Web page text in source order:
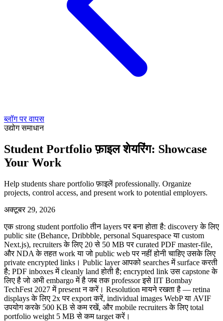
ब्लॉग पर वापस
उद्योग समाधान
Student Portfolio फ़ाइल शेयरिंग: Showcase
Your Work
Help students share portfolio फ़ाइलें professionally. Organize
projects, control access, and present work to potential employers.
अक्टूबर 29, 2026
एक strong student portfolio तीन layers पर बना होता है: discovery के लिए
public site (Behance, Dribbble, personal Squarespace या custom
Next.js), recruiters के लिए 20 से 50 MB पर curated PDF master-file,
और NDA के तहत work या जो public web पर नहीं होनी चाहिए उसके लिए
private encrypted links। Public layer आपको searches में surface करती
है; PDF inboxes में cleanly land होती है; encrypted link उस capstone के
लिए है जो अभी embargo में है जब तक professor इसे IIT Bombay
TechFest 2027 में present न करें। Resolution मायने रखता है — retina
displays के लिए 2x पर export करें, individual images WebP या AVIF
उपयोग करके 500 KB से कम रखें, और mobile recruiters के लिए total
portfolio weight 5 MB से कम target करें।